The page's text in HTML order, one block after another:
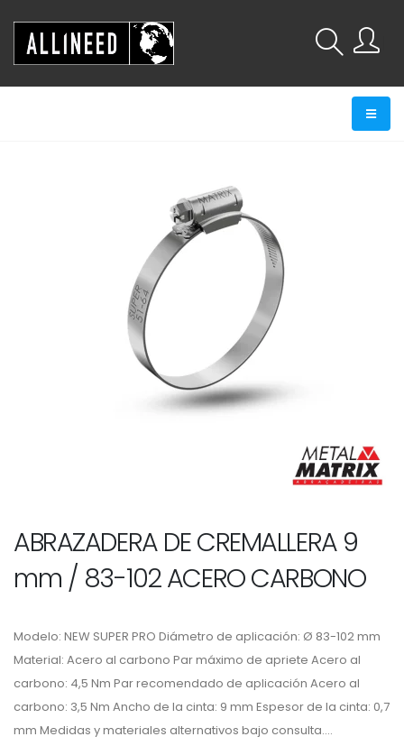
ABRAZADERA DE CREMALLERA 9
mm / 83-102 ACERO CARBONO
Modelo: NEW SUPER PRO Diámetro de aplicación: Ø 83-102 mm
Material: Acero al carbono Par máximo de apriete Acero al
carbono: 4,5 Nm Par recomendado de aplicación Acero al
carbono: 3,5 Nm Ancho de la cinta: 9 mm Espesor de la cinta: 0,7
mm Medidas y materiales alternativos bajo consulta....